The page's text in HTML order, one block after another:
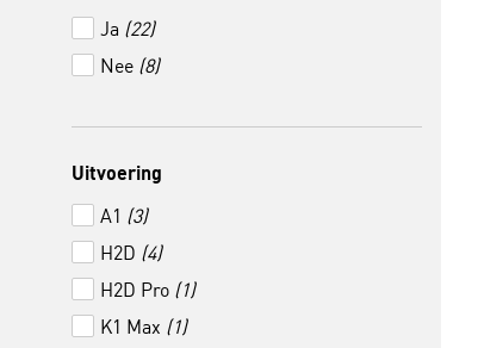
Ja (22)
Nee (8)
Uitvoering
A1 (3)
H2D (4)
H2D Pro (1)
K1 Max (1)